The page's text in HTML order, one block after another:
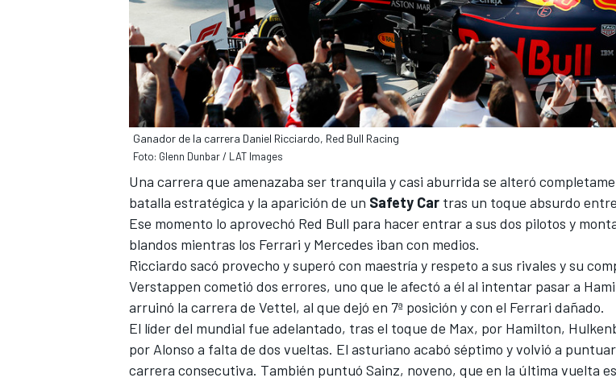
Ganador de la carrera Daniel Ricciardo, Red Bull Racing
Foto: Glenn Dunbar / LAT Images
Una carrera que amenazaba ser tranquila y casi aburrida se alteró
batalla estratégica y la aparición de un Safety Car tras un toque absurdo
Ese momento lo aprovechó Red Bull para hacer entrar a sus dos pilotos y
blandos mientras los Ferrari y Mercedes iban con medios.
Ricciardo sacó provecho y superó con maestría y respeto a sus rivales y su
Verstappen cometió dos errores, uno que le afectó a él al intentar pasar a
arruinó la carrera de Vettel, al que dejó en 7ª posición y con el Ferrari dañado.
El líder del mundial fue adelantado, tras el toque de Max, por Hamilton,
por Alonso a falta de dos vueltas. El asturiano acabó séptimo y volvió a
carrera consecutiva. También puntuó Sainz, noveno, que en la última vuelta